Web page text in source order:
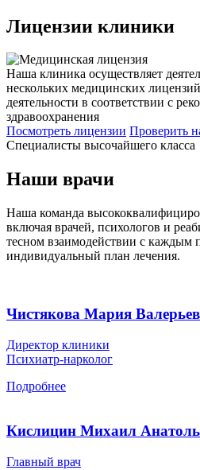
Лицензии клиники
Наша клиника осуществляет
нескольких медицинских
деятельности в соответствии с
здравоохранения
Посмотреть лицензии Проверить
Специалисты высочайшего класса
Наши врачи
Наша команда
включая врачей, психологов и
тесном взаимодействии с каждым
индивидуальный план лечения.
Чистякова Мария
Директор клиники
Психиатр-нарколог
Подробнее
Кислицин Михаил
Главный врач